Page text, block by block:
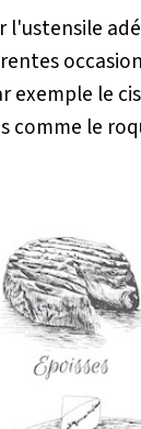
l'ustensile
exemple le
comme le